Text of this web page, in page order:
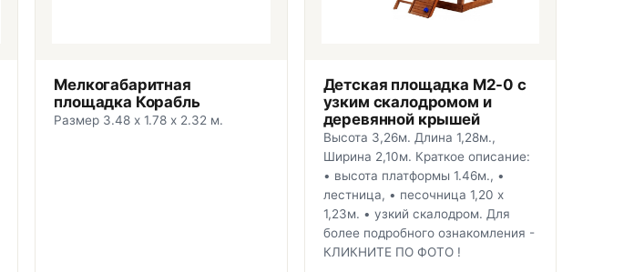
Мелкогабаритная
площадка Корабль
Размер 3.48 х 1.78 х 2.32 м.
Детская площадка М2-0 с
узким скалодромом и
деревянной крышей
Высота 3,26м. Длина 1,28м.,
Ширина 2,10м. Краткое описание:
• высота платформы 1.46м., •
лестница, • песочница 1,20 х
1,23м. • узкий скалодром. Для
более подробного ознакомления -
КЛИКНИТЕ ПО ФОТО !